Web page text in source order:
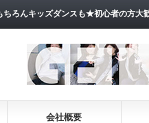
ろんキッズダンスも★初心者の方大
会社概要